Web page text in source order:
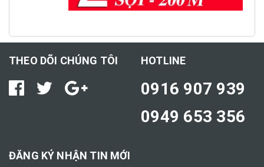
THEO DÕI CHÚNG TÔI HOTLINE
0916 907 939
0949 653 356
ĐĂNG KÝ NHẬN TIN MỚI